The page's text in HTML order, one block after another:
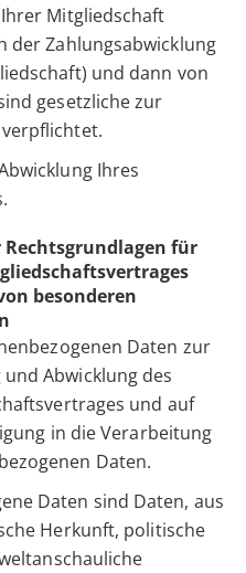
Mitgliedschaft
der Zahlungsabwicklung
und dann von
gesetzliche zur
Ihres
Rechtsgrundlagen für
besonderen
Daten zur
Abwicklung des
und auf
in die Verarbeitung
Daten.
Daten sind Daten, aus
Herkunft, politische